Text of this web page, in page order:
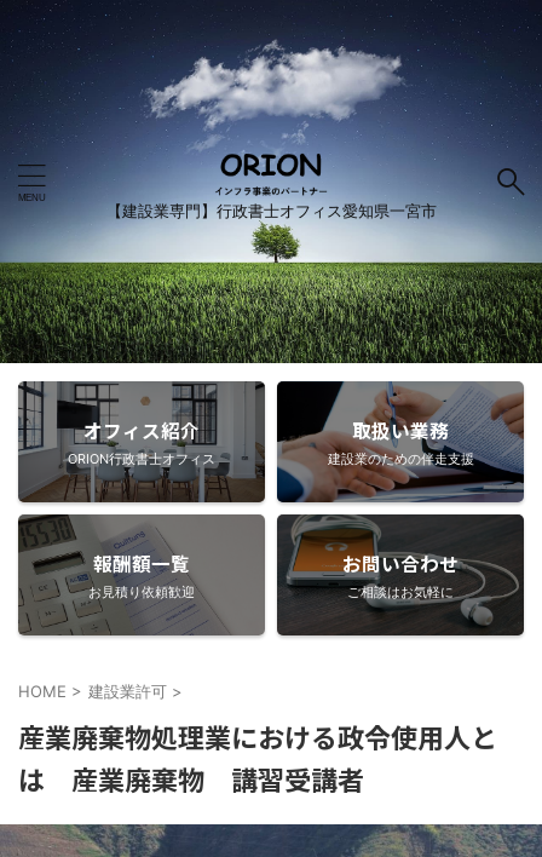
【建設業専門】行政書士オフィス愛知県一宮市
オフィス紹介
ORION行政書士オフィス
取扱い業務
建設業のための伴走支援
報酬額一覧
お見積り依頼歓迎
お問い合わせ
ご相談はお気軽に
HOME > 建設業許可 >
産業廃棄物処理業における政令使用人と
は 産業廃棄物 講習受講者